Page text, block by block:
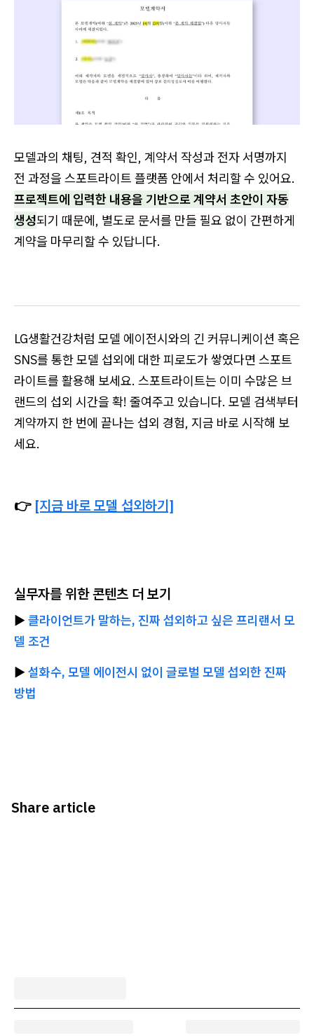
모델과의 채팅, 견적 확인, 계약서 작성과 전자 서명까지
전 과정을 스포트라이트 플랫폼 안에서 처리할 수 있어요.
프로젝트에 입력한 내용을 기반으로 계약서 초안이 자동
생성되기 때문에, 별도로 문서를 만들 필요 없이 간편하게
계약을 마무리할 수 있답니다.
LG생활건강처럼 모델 에이전시와의 긴 커뮤니케이션 혹은
SNS를 통한 모델 섭외에 대한 피로도가 쌓였다면 스포트
라이트를 활용해 보세요. 스포트라이트는 이미 수많은 브
랜드의 섭외 시간을 확! 줄여주고 있습니다. 모델 검색부터
계약까지 한 번에 끝나는 섭외 경험, 지금 바로 시작해 보
세요.
👉 [지금 바로 모델 섭외하기]
실무자를 위한 콘텐츠 더 보기
▶︎클라이언트가 말하는, 진짜 섭외하고 싶은 프리랜서 모
델 조건
▶︎설화수, 모델 에이전시 없이 글로벌 모델 섭외한 진짜
방법
Share article